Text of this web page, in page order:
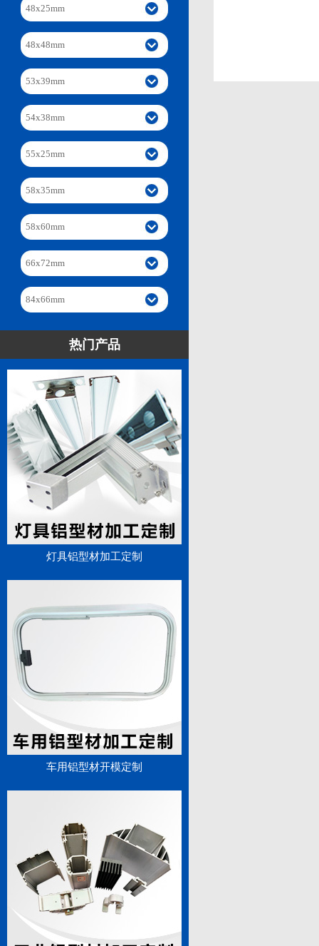
48x25mm
48x48mm
53x39mm
54x38mm
55x25mm
58x35mm
58x60mm
66x72mm
84x66mm
热门产品
灯具铝型材加工定制
车用铝型材开模定制